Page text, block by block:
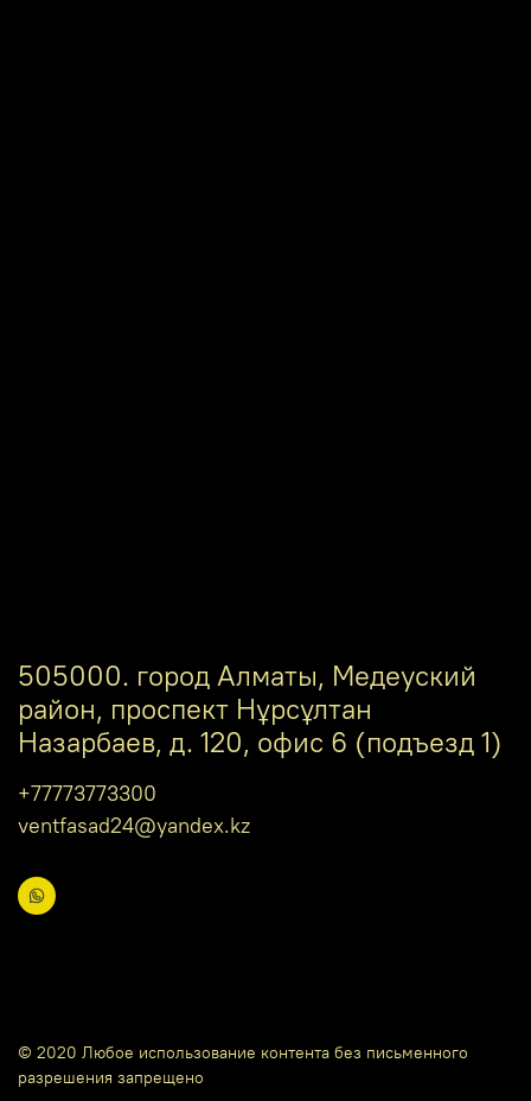
505000. город Алматы, Медеуский
район, проспект Нұрсұлтан
Назарбаев, д. 120, офис 6 (подъезд 1)
+77773773300
ventfasad24@yandex.kz
© 2020 Любое использование контента без письменного
разрешения запрещено